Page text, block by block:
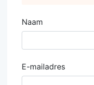
Naam
E-mailadres